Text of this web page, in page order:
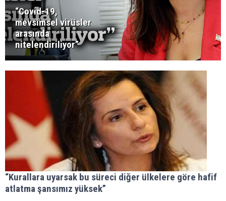
“Covid-19,
mevsimsel virüsler
arasında
nitelendiriliyor”
“Kurallara uyarsak bu süreci diğer ülkelere göre hafif
atlatma şansımız yüksek”